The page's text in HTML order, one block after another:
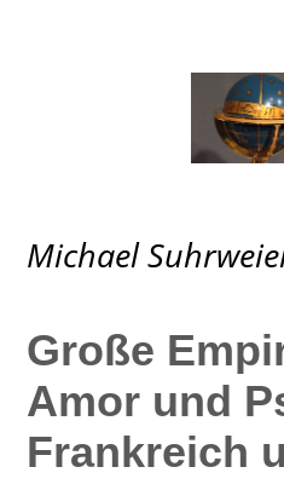
Michael
Große
Amor und
Frankreich